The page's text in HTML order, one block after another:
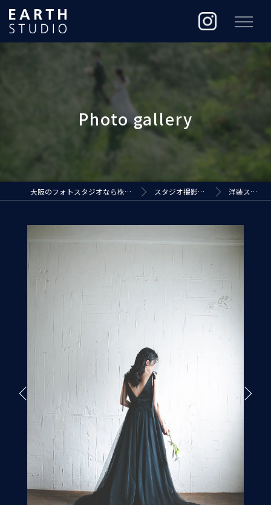
大阪のフォトスタジオなら株式会社ジ・アースプロダクション スタジオ撮影（EARTH STUDIO） 洋装スタジオ撮影